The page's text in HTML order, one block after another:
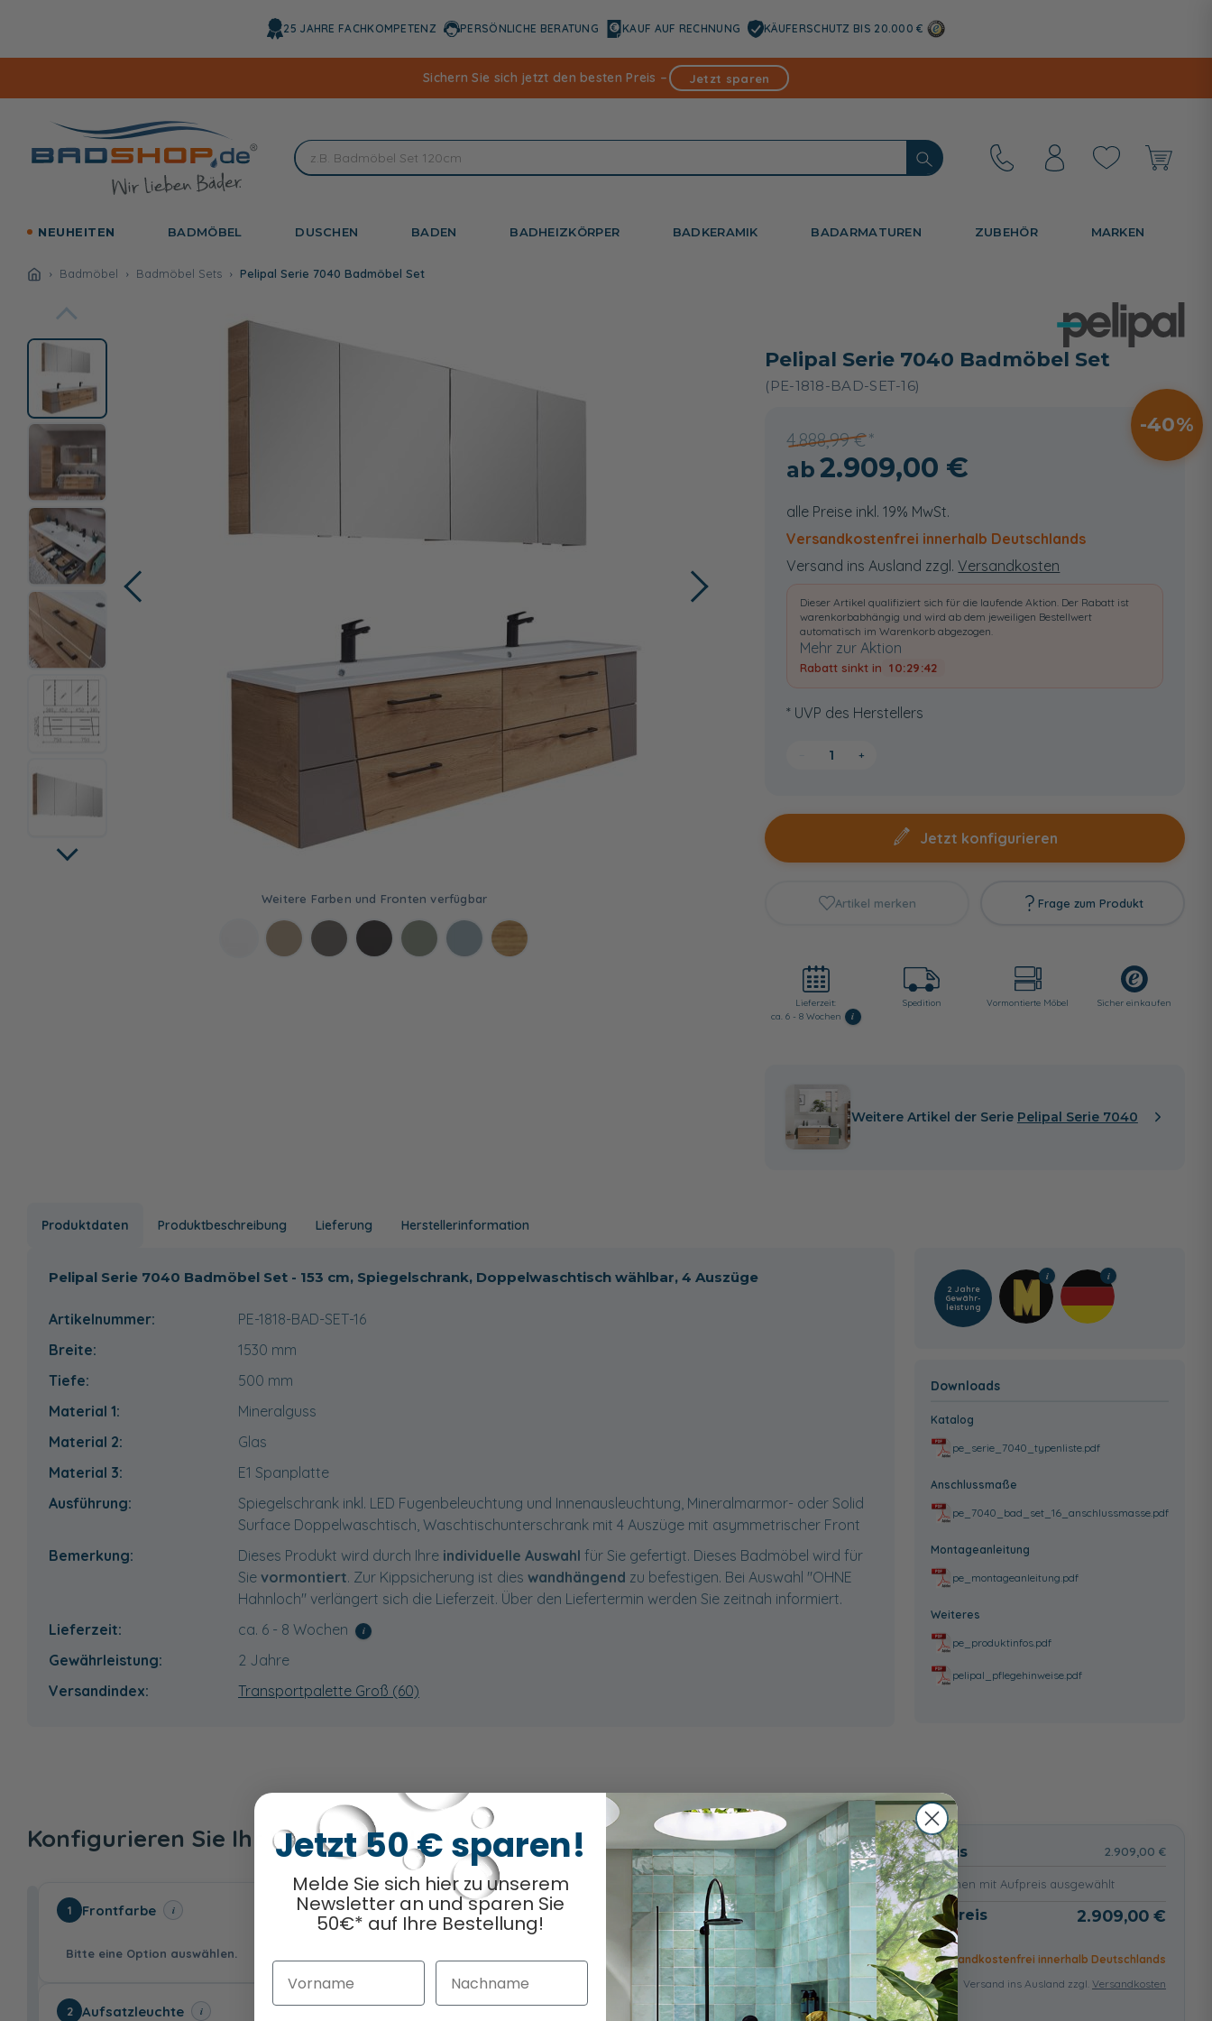
25 JAHRE FACHKOMPETENZ PERSÖNLICHE BERATUNG KAUF AUF RECHNUNG KÄUFERSCHUTZ BIS 20.000 €
Sichern Sie sich jetzt den besten Preis – Jetzt sparen
NEUHEITEN BADMÖBEL DUSCHEN BADEN BADHEIZKÖRPER BADKERAMIK BADARMATUREN ZUBEHÖR MARKEN
Badmöbel Badmöbel Sets Pelipal Serie 7040 Badmöbel Set
Pelipal Serie 7040 Badmöbel Set
(PE-1818-BAD-SET-16)
4.888,99 €
40
2.909,00 €
alle Preise inkl. 19% MwSt.
Versandkostenfrei innerhalb Deutschlands
Versand ins Ausland zzgl.Versandkosten
Dieser Artikel qualifiziert sich für die laufende Aktion. Der Rabatt ist
warenkorbabhängig und wird ab dem jeweiligen Bestellwert
automatisch im Warenkorb abgezogen.
Mehr zur Aktion
Rabatt sinkt in 10:29:41
* UVP des Herstellers
+
Jetzt konfigurieren
Artikel merken Frage zum Produkt
Lieferzeit:
ca. 6 - 8 Wochen
i
Spedition Vormontierte Möbel Sicher einkaufen
Weitere Artikel der Serie Pelipal Serie 7040
Produktdaten Produktbeschreibung Lieferung Herstellerinformation
Pelipal Serie 7040 Badmöbel Set - 153 cm, Spiegelschrank, Doppelwaschtisch wählbar, 4 Auszüge
Artikelnummer:
PE-1818-BAD-SET-16
Breite:
1530 mm
Tiefe:
500 mm
Material 1:
Mineralguss
Material 2:
Glas
Material 3:
E1 Spanplatte
Ausführung:
Spiegelschrank inkl. LED Fugenbeleuchtung und Innenausleuchtung, Mineralmarmor- oder Solid
Surface Doppelwaschtisch, Waschtischunterschrank mit 4 Auszüge mit asymmetrischer Front
Bemerkung:
Dieses Produkt wird durch Ihre individuelle Auswahl für Sie gefertigt. Dieses Badmöbel wird für
Sie vormontiert. Zur Kippsicherung ist dies wandhängend zu befestigen. Bei Auswahl "OHNE
Hahnloch" verlängert sich die Lieferzeit. Über den Liefertermin werden Sie zeitnah informiert.
Lieferzeit:
ca. 6 - 8 Wochen i
Gewährleistung:
2 Jahre
Versandindex:
Transportpalette Groß (60)
2 Jahre
Gewähr­
leistung
Downloads
Katalog
pe_serie_7040_typenliste.pdf
Anschlussmaße
pe_7040_bad_set_16_anschlussmasse.pdf
Montageanleitung
pe_montageanleitung.pdf
Weiteres
pe_produktinfos.pdf
pelipal_pflegehinweise.pdf
Konfigurieren Sie Ihr Wunschprodukt / 13 Optionen ausgewählt
1 Frontfarbe i
Bitte eine Option auswählen.
2 Aufsatzleuchte i
Basispreis 2.909,00 €
keine Optionen mit Aufpreis ausgewählt
Gesamtpreis 2.909,00 €
Versandkostenfrei innerhalb Deutschlands
Versand ins Ausland zzgl. Versandkosten
Jetzt 50 € sparen!
Melde Sie sich hier zu unserem
Newsletter an und sparen Sie
50€* auf Ihre Bestellung!
Vorname Nachname